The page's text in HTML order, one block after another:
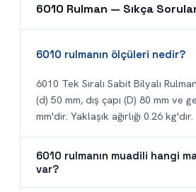
6010 Rulman — Sıkça
6010 rulmanın ölçüleri nedir?
6010 Tek Sıralı Sabit Bilyalı
(d) 50 mm, dış çapı (D) 80 mm ve
mm'dir. Yaklaşık ağırlığı 0.26 kg'dır.
6010 rulmanın muadili hangi
var?